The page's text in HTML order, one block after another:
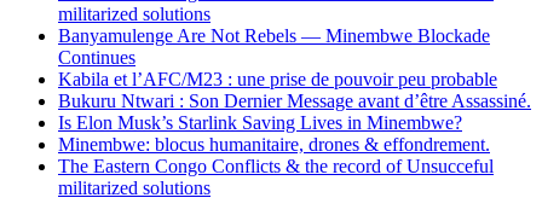
militarized solutions
Banyamulenge Are Not Rebels — Minembwe Blockade
Continues
Kabila et l’AFC/M23 : une prise de pouvoir peu probable
Bukuru Ntwari : Son Dernier Message avant d’être Assassiné.
Is Elon Musk’s Starlink Saving Lives in Minembwe?
Minembwe: blocus humanitaire, drones & effondrement.
The Eastern Congo Conflicts & the record of Unsucceful
militarized solutions